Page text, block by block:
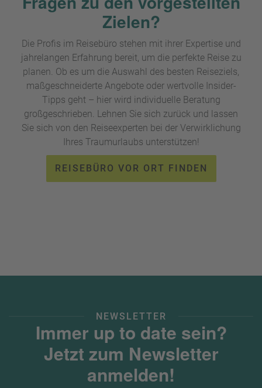
Zielen?
Die Profis im Reisebüro stehen mit ihrer Expertise und
jahrelangen Erfahrung bereit, um die perfekte Reise zu
planen. Ob es um die Auswahl des besten Reiseziels,
maßgeschneiderte Angebote oder wertvolle Insider-
Tipps geht – hier wird individuelle Beratung
großgeschrieben. Lehnen Sie sich zurück und lassen
Sie sich von den Reiseexperten bei der Verwirklichung
Ihres Traumurlaubs unterstützen!
REISEBÜRO VOR ORT FINDEN
NEWSLETTER
Immer up to date sein?
Jetzt zum Newsletter
anmelden!